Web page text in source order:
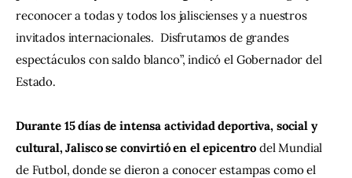
reconocer a todas y todos los jaliscienses y a nuestros
invitados internacionales.  Disfrutamos de grandes
espectáculos con saldo blanco”, indicó el Gobernador del
Estado.
Durante 15 días de intensa actividad deportiva, social y
cultural, Jalisco se convirtió en el epicentro del Mundial
de Futbol, donde se dieron a conocer estampas como el